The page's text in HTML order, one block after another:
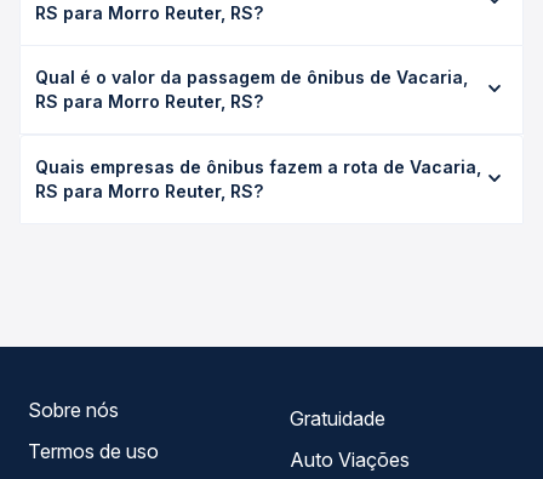
RS para Morro Reuter, RS?
leva em média 4h 20min, podendo variar conforme a
viação, o tipo de serviço (convencional, executivo ou
exata de cada opção na data desejada.
Qual é o valor da passagem de ônibus de Vacaria,
RS para Morro Reuter, RS?
Morro Reuter, RS custa em média R$ 86,55 e varia
conforme a data da viagem, a empresa, o tipo de poltrona
Quais empresas de ônibus fazem a rota de Vacaria,
RS para Morro Reuter, RS?
Sobre nós
Termos de uso
Gratuidade
Auto Viações